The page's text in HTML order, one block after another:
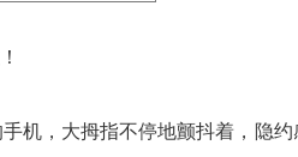
机，大拇指不停地颤抖着，隐约